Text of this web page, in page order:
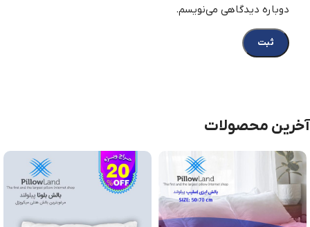
دوباره دیدگاهی می‌نویسم.
آخرین محصولات